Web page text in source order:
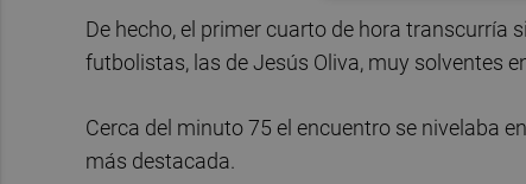
De hecho, el primer cuarto de hora transcurría
futbolistas, las de Jesús Oliva, muy solventes
Cerca del minuto 75 el encuentro se nivelaba
más destacada.